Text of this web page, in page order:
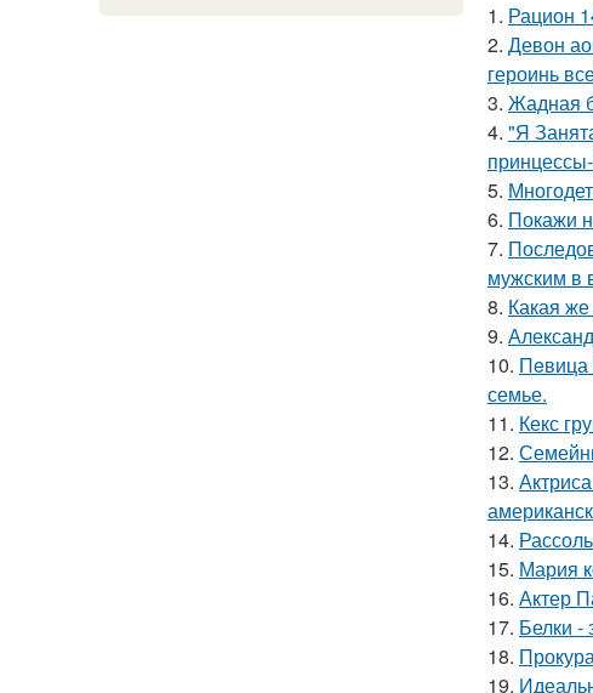
1. Рацион
2. Девон
героинь
3. Жадная
4. "Я
5.
6. Покажи
7.
мужским в
8. Какая
9.
10. Пeвица
семье.
11. Кекс
12.
13.
14.
15. Мария
16. Актер
17. Белки
18.
19.